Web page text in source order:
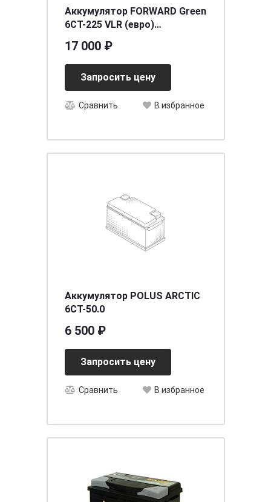
Аккумулятор FORWARD Green
6СТ-225 VLR (евро)
17 000 ₽
Запросить цену
Сравнить В избранное
Аккумулятор POLUS ARCTIC
6CT-50.0
6 500 ₽
Запросить цену
Сравнить В избранное